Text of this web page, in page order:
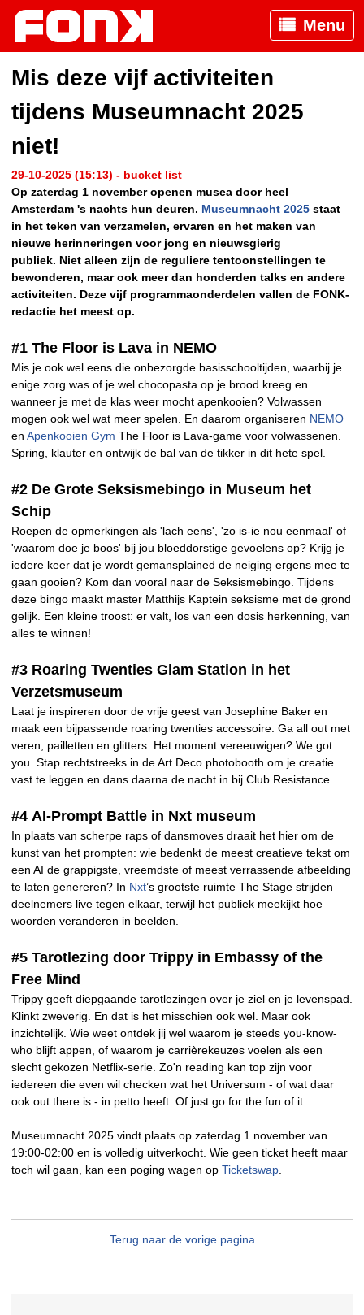
Menu
Mis deze vijf activiteiten
tijdens Museumnacht 2025
niet!
29-10-2025 (15:13) - bucket list
Op zaterdag 1 november openen musea door heel
Amsterdam 's nachts hun deuren. Museumnacht 2025 staat
in het teken van verzamelen, ervaren en het maken van
nieuwe herinneringen voor jong en nieuwsgierig
publiek. Niet alleen zijn de reguliere tentoonstellingen te
bewonderen, maar ook meer dan honderden talks en andere
activiteiten. Deze vijf programmaonderdelen vallen de FONK-
redactie het meest op.
#1 The Floor is Lava in NEMO
Mis je ook wel eens die onbezorgde basisschooltijden, waarbij je
enige zorg was of je wel chocopasta op je brood kreeg en
wanneer je met de klas weer mocht apenkooien? Volwassen
mogen ook wel wat meer spelen. En daarom organiseren NEMO
en Apenkooien Gym The Floor is Lava-game voor volwassenen.
Spring, klauter en ontwijk de bal van de tikker in dit hete spel.
#2 De Grote Seksismebingo in Museum het
Schip
Roepen de opmerkingen als 'lach eens', 'zo is-ie nou eenmaal' of
'waarom doe je boos' bij jou bloeddorstige gevoelens op? Krijg je
iedere keer dat je wordt gemansplained de neiging ergens mee te
gaan gooien? Kom dan vooral naar de Seksismebingo. Tijdens
deze bingo maakt master Matthijs Kaptein seksisme met de grond
gelijk. Een kleine troost: er valt, los van een dosis herkenning, van
alles te winnen!
#3 Roaring Twenties Glam Station in het
Verzetsmuseum
Laat je inspireren door de vrije geest van Josephine Baker en
maak een bijpassende roaring twenties accessoire. Ga all out met
veren, pailletten en glitters. Het moment vereeuwigen? We got
you. Stap rechtstreeks in de Art Deco photobooth om je creatie
vast te leggen en dans daarna de nacht in bij Club Resistance.
#4 AI-Prompt Battle in Nxt museum
In plaats van scherpe raps of dansmoves draait het hier om de
kunst van het prompten: wie bedenkt de meest creatieve tekst om
een AI de grappigste, vreemdste of meest verrassende afbeelding
te laten genereren? In Nxt’s grootste ruimte The Stage strijden
deelnemers live tegen elkaar, terwijl het publiek meekijkt hoe
woorden veranderen in beelden.
#5 Tarotlezing door Trippy in Embassy of the
Free Mind
Trippy geeft diepgaande tarotlezingen over je ziel en je levenspad.
Klinkt zweverig. En dat is het misschien ook wel. Maar ook
inzichtelijk. Wie weet ontdek jij wel waarom je steeds you-know-
who blijft appen, of waarom je carrièrekeuzes voelen als een
slecht gekozen Netflix-serie. Zo'n reading kan top zijn voor
iedereen die even wil checken wat het Universum - of wat daar
ook out there is - in petto heeft. Of just go for the fun of it.
Museumnacht 2025 vindt plaats op zaterdag 1 november van
19:00-02:00 en is volledig uitverkocht. Wie geen ticket heeft maar
toch wil gaan, kan een poging wagen op Ticketswap
Terug naar de vorige pagina